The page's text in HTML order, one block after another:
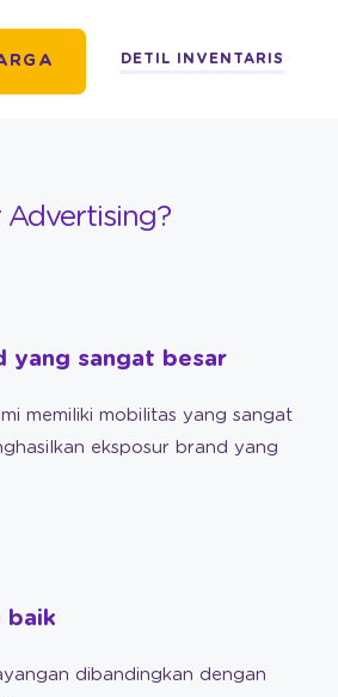
DETIL INVENTARIS
Advertising?
yang sangat besar
memiliki mobilitas yang sangat
eksposur brand yang
baik
dibandingkan dengan